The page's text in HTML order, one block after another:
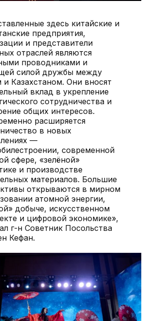
здесь китайские и
предприятия,
и представители
отраслей являются
проводниками и
силой дружбы между
и Казахстаном. Они вносят
вклад в укрепление
сотрудничества и
общих интересов.
расширяется
в новых
—
современной
сфере, «зелёной»
и производстве
материалов. Большие
открываются в мирном
атомной энергии,
добыче, искусственном
и цифровой экономике»,
г-н Советник Посольства
Кефан.